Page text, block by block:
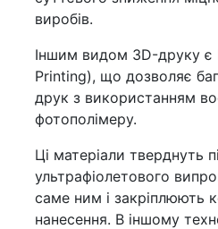
виробів.
Іншим видом 3D-друку є
Printing), що дозволяє
друк з використанням
фотополімеру.
Ці матеріали тверднуть
ультрафіолетового
саме ним і закріплюють
нанесення. В іншому